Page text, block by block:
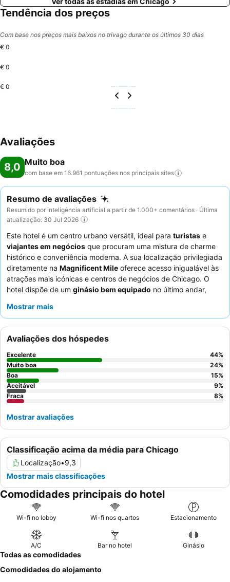
Tendência dos preços
Com base nos preços mais baixos no trivago durante os últimos 30 dias
€ 0
€ 0
€ 0
Avaliações
8,0 Muito boa
com base em 16.961 pontuações nos principais sites
Resumo de avaliações
Resumido por inteligência artificial a partir de 1.000+ comentários · Última
atualização: 30 Jul 2026
Este hotel é um centro urbano versátil, ideal para turistas e
viajantes em negócios que procuram uma mistura de charme
histórico e conveniência moderna. A sua localização privilegiada
diretamente na Magnificent Mile oferece acesso inigualável às
atrações mais icónicas e centros de negócios de Chicago. O
hotel dispõe de um ginásio bem equipado no último andar,
vistas panorâmicas. Os hóspedes elogiam consistentemente os
qualidade da comida fornecida para eventos especiais. Para
aqueles que procuram o máximo conforto, recomenda-se
solicitar um quarto com uma
espaço.
Mostrar mais
Classificação acima da média para Chicago
Localização•9,3
Mostrar mais classificações
Avaliações dos hóspedes
Excelente 44%
Muito boa
24%
Boa
15%
Aceitável
9%
Fraca
8%
Mostrar avaliações
Comodidades principais do hotel
Wi-fi no lobby Wi-fi nos quartos Estacionamento
A/C Bar no hotel Ginásio
Todas as comodidades
Comodidades do alojamento